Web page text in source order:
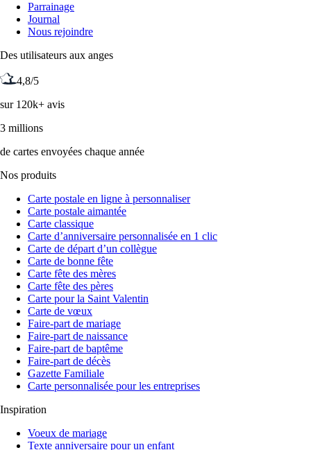
Parrainage
Journal
Nous rejoindre
Des utilisateurs aux anges
4,8/5
sur 120k+ avis
3 millions
de cartes envoyées chaque année
Nos produits
Carte postale en ligne à personnaliser
Carte postale aimantée
Carte classique
Carte d’anniversaire personnalisée en 1 clic
Carte de départ d’un collègue
Carte de bonne fête
Carte fête des mères
Carte fête des pères
Carte pour la Saint Valentin
Carte de vœux
Faire-part de mariage
Faire-part de naissance
Faire-part de baptême
Faire-part de décès
Gazette Familiale
Carte personnalisée pour les entreprises
Inspiration
Voeux de mariage
Texte anniversaire pour un enfant